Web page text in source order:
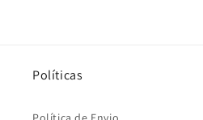
Políticas